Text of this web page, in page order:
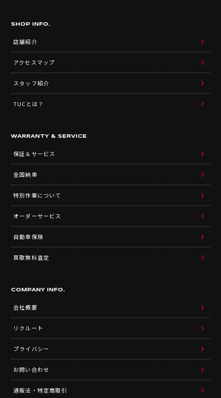
SHOP INFO.
店舗紹介
アクセスマップ
スタッフ紹介
TUCとは？
WARRANTY & SERVICE
保証＆サービス
全国納車
特別作業について
オーダーサービス
自動車保険
買取無料査定
COMPANY INFO.
会社概要
リクルート
プライバシー
お問い合わせ
通販法・特定商取引